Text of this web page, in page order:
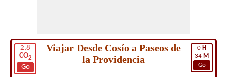
2,8
CO2
Go
0 H
34 M
Go
Viajar Desde Cosío a Paseos de
la Providencia